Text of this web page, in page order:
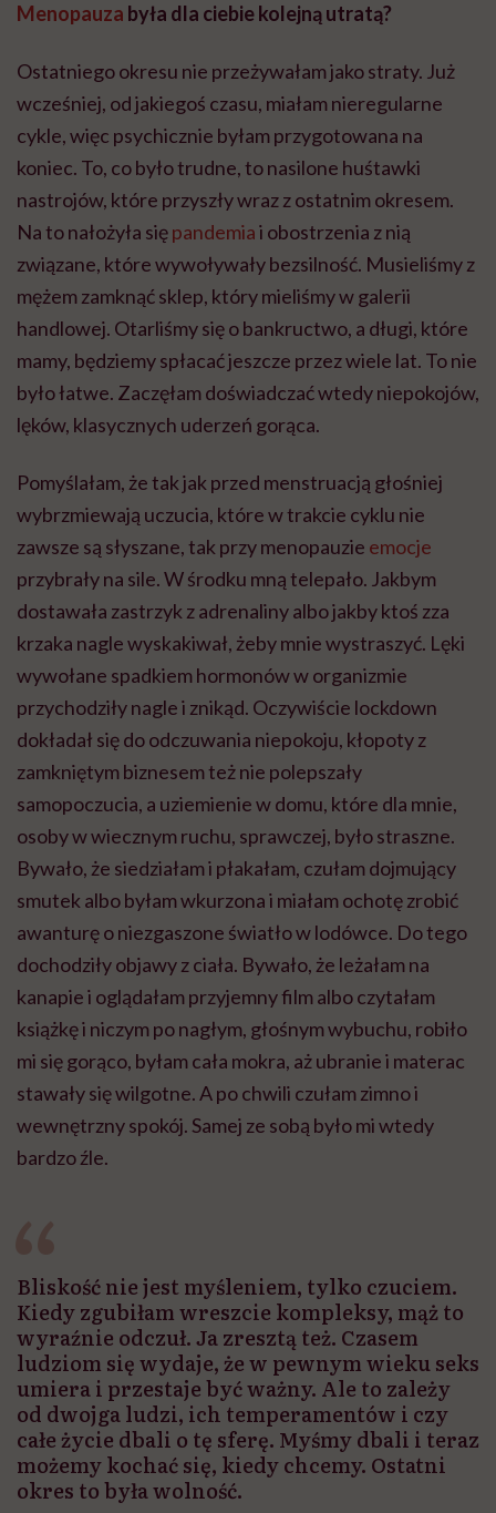
Menopauza była dla ciebie kolejną utratą?
Ostatniego okresu nie przeżywałam jako straty. Już
wcześniej, od jakiegoś czasu, miałam nieregularne
cykle, więc psychicznie byłam przygotowana na
koniec. To, co było trudne, to nasilone huśtawki
nastrojów, które przyszły wraz z ostatnim okresem.
Na to nałożyła siępandemiai obostrzenia z nią
związane, które wywoływały bezsilność. Musieliśmy z
mężem zamknąć sklep, który mieliśmy w galerii
handlowej. Otarliśmy się o bankructwo, a długi, które
mamy, będziemy spłacać jeszcze przez wiele lat. To nie
było łatwe. Zaczęłam doświadczać wtedy niepokojów,
lęków, klasycznych uderzeń gorąca.
Pomyślałam, że tak jak przed menstruacją głośniej
wybrzmiewają uczucia, które w trakcie cyklu nie
zawsze są słyszane, tak przy menopauzie emocje
przybrały na sile. W środku mną telepało. Jakbym
dostawała zastrzyk z adrenaliny albo jakby ktoś zza
krzaka nagle wyskakiwał, żeby mnie wystraszyć. Lęki
wywołane spadkiem hormonów w organizmie
przychodziły nagle i znikąd. Oczywiście lockdown
dokładał się do odczuwania niepokoju, kłopoty z
zamkniętym biznesem też nie polepszały
samopoczucia, a uziemienie w domu, które dla mnie,
osoby w wiecznym ruchu, sprawczej, było straszne.
Bywało, że siedziałam i płakałam, czułam dojmujący
smutek albo byłam wkurzona i miałam ochotę zrobić
awanturę o niezgaszone światło w lodówce. Do tego
dochodziły objawy z ciała. Bywało, że leżałam na
kanapie i oglądałam przyjemny film albo czytałam
książkę i niczym po nagłym, głośnym wybuchu, robiło
mi się gorąco, byłam cała mokra, aż ubranie i materac
stawały się wilgotne. A po chwili czułam zimno i
wewnętrzny spokój. Samej ze sobą było mi wtedy
bardzo źle.
Bliskość nie jest myśleniem, tylko czuciem.
Kiedy zgubiłam wreszcie kompleksy, mąż to
wyraźnie odczuł. Ja zresztą też. Czasem
ludziom się wydaje, że w pewnym wieku seks
umiera i przestaje być ważny. Ale to zależy
od dwojga ludzi, ich temperamentów i czy
całe życie dbali o tę sferę. Myśmy dbali i teraz
możemy kochać się, kiedy chcemy. Ostatni
okres to była wolność.